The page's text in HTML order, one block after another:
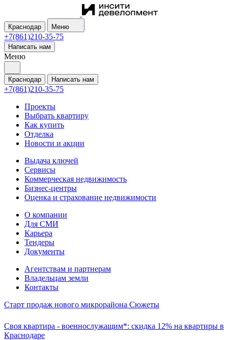
Краснодар Меню
+7(861)210-35-75
Написать нам
Меню
Краснодар Написать нам
+7(861)210-35-75
Проекты
Выбрать квартиру
Как купить
Отделка
Новости и акции
Выдача ключей
Сервисы
Коммерческая недвижимость
Бизнес-центры
Оценка и страхование недвижимости
О компании
Для СМИ
Карьера
Тендеры
Документы
Агентствам и партнерам
Владельцам земли
Контакты
Старт продаж нового микрорайона Сюжеты
Своя квартира - военнослужащим*: скидка 12% на квартиры в
Краснодаре